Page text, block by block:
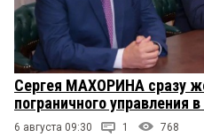
Сергея МАХОРИНА сразу
пограничного управления
6 августа 09:30 1 768